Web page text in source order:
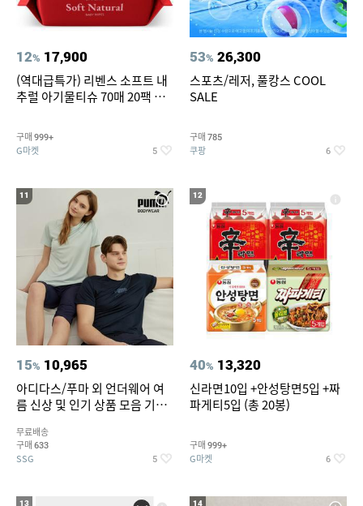
12% 17,900
(역대급특가) 리벤스 소프트 내
추럴 아기물티슈 70매 20팩 캡
구매 999+
G마켓 5
53% 26,300
스포츠/레저, 풀캉스 COOL
SALE
구매 785
쿠팡 6
11
15% 10,965
아디다스/푸마 외 언더웨어 여
름 신상 및 인기 상품 모음 기획
무료배송
구매 633
SSG 5
12
40% 13,320
신라면10입 +안성탕면5입 +짜
파게티5입 (총 20봉)
구매 999+
G마켓 6
13 14